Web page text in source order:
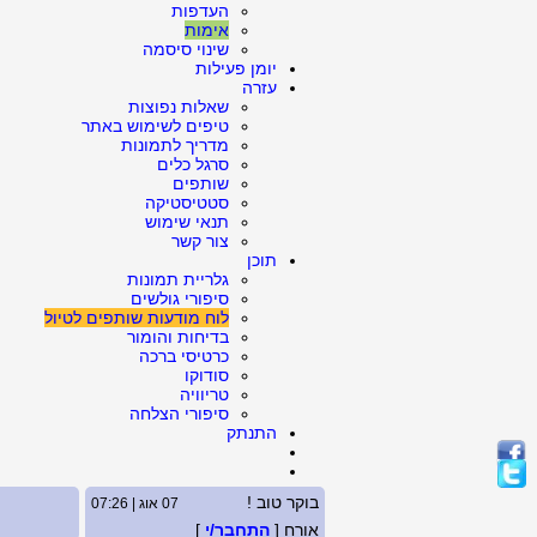
העדפות
אימות
שינוי סיסמה
יומן פעילות
עזרה
שאלות נפוצות
טיפים לשימוש באתר
מדריך לתמונות
סרגל כלים
שותפים
סטטיסטיקה
תנאי שימוש
צור קשר
תוכן
גלריית תמונות
סיפורי גולשים
לוח מודעות שותפים לטיול
בדיחות והומור
כרטיסי ברכה
סודוקו
טריוויה
סיפורי הצלחה
התנתק
בוקר טוב ! 07 אוג | 07:26
אורח [ התחבר/י ]